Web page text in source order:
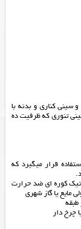
سینی کناری و بدنه با
تنوری که ظرفیت ده
قرار میگیرد که
کوره ای ضد حرارت
مایع یا گاز شهری
چرخ دار